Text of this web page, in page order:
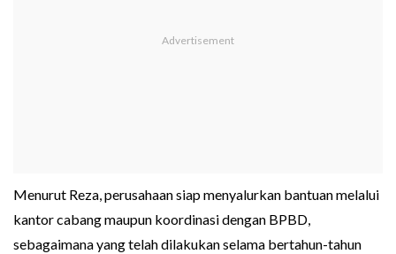
Menurut Reza, perusahaan siap menyalurkan bantuan melalui
kantor cabang maupun koordinasi dengan BPBD,
sebagaimana yang telah dilakukan selama bertahun-tahun